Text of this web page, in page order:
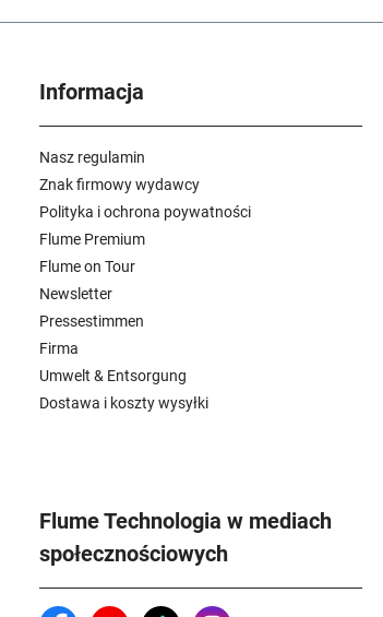
Informacja
Nasz regulamin
Znak firmowy wydawcy
Polityka i ochrona poywatności
Flume Premium
Flume on Tour
Newsletter
Pressestimmen
Firma
Umwelt & Entsorgung
Dostawa i koszty wysyłki
Flume Technologia w mediach
społecznościowych